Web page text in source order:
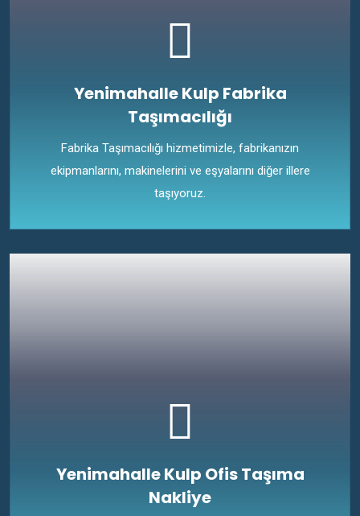
Yenimahalle Kulp Fabrika
Taşımacılığı
Fabrika Taşımacılığı hizmetimizle, fabrikanızın
ekipmanlarını, makinelerini ve eşyalarını diğer illere
taşıyoruz.
Yenimahalle Kulp Ofis Taşıma
Nakliye